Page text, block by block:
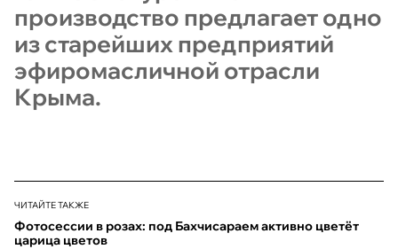
производство предлагает одно
из старейших предприятий
эфиромасличной отрасли
Крыма.
ЧИТАЙТЕ ТАКЖЕ
Фотосессии в розах: под Бахчисараем активно цветёт
царица цветов